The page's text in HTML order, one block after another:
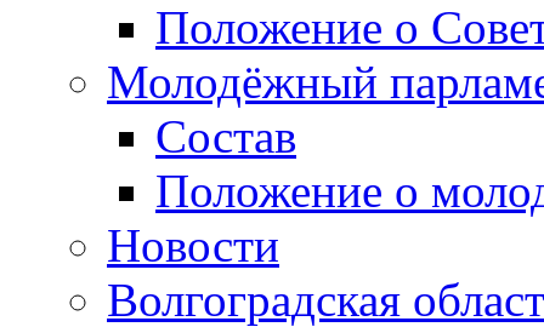
Положение о
Молодёжный
Состав
Положение о
Новости
Волгоградская